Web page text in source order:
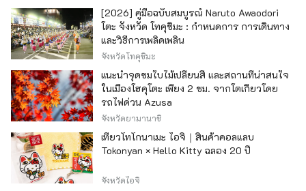
[2026] คู่มือฉบับสมบูรณ์ Naruto Awaodori
โตะ จังหวัด โทคุชิมะ : กำหนดการ การเดินทาง
และวิธีการเพลิดเพลิน
จังหวัดโทคุชิมะ
แนะนำจุดชมใบไม้เปลี่ยนสี และสถานที่น่าสนใจ
ในเมืองโฮคุโตะ เพียง 2 ชม. จากโตเกียวโดย
รถไฟด่วน Azusa
จังหวัดยามานาชิ
เที่ยวโทโกนาเมะ ไอจิ｜สินค้าคอลแลบ
Tokonyan × Hello Kitty ฉลอง 20 ปี
จังหวัดไอจิ